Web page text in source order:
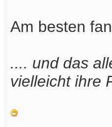
Am besten
.... und das
vielleicht ihre